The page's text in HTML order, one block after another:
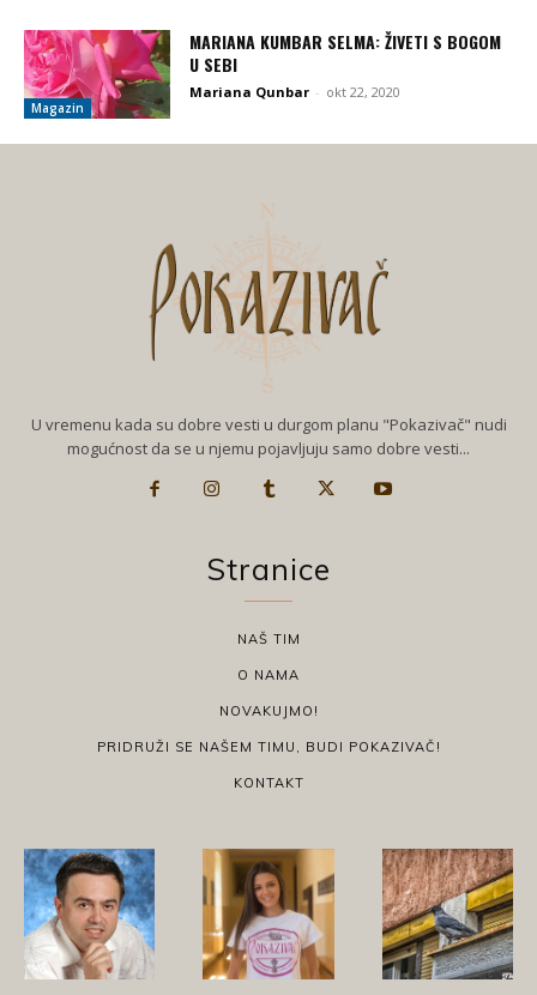
Magazin
MARIANA KUMBAR SELMA: ŽIVETI S BOGOM
U SEBI
Mariana Qunbar - okt 22, 2020
U vremenu kada su dobre vesti u durgom planu "Pokazivač" nudi
mogućnost da se u njemu pojavljuju samo dobre vesti...
Stranice
NAŠ TIM
O NAMA
NOVAKUJMO!
PRIDRUŽI SE NAŠEM TIMU, BUDI POKAZIVAČ!
KONTAKT